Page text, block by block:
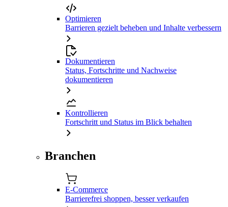
Optimieren
Barrieren gezielt beheben und Inhalte verbessern
Dokumentieren
Status, Fortschritte und Nachweise
dokumentieren
Kontrollieren
Fortschritt und Status im Blick behalten
Branchen
E-Commerce
Barrierefrei shoppen, besser verkaufen